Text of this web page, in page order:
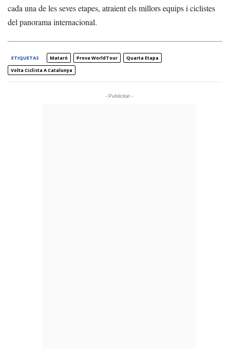
cada una de les seves etapes, atraient els millors equips i ciclistes
del panorama internacional.
ETIQUETAS Mataró Prova WorldTour
Quarta Etapa
Volta Ciclista A Catalunya
- Publicitat -